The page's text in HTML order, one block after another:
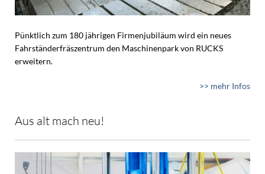
Pünktlich zum 180 jährigen Firmenjubiläum wird ein neues
Fahrständerfräszentrum den Maschinenpark von RUCKS
erweitern.
>> mehr Infos
Aus alt mach neu!